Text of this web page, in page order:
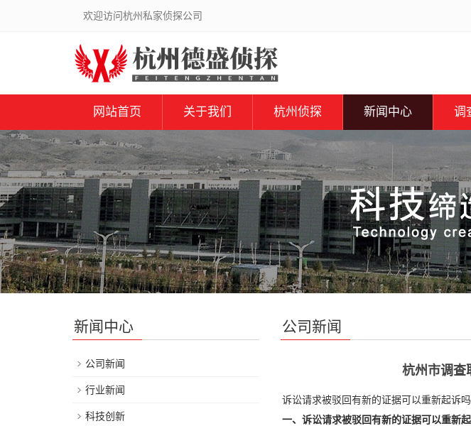
欢迎访问杭州私家侦探公司
网站首页 关于我们 杭州侦探 新闻中心 调
公司新闻
杭州市调查
诉讼请求被驳回有新的证据可以重新起诉吗
一、诉讼请求被驳回有新的证据可以重新
新闻中心
公司新闻
行业新闻
科技创新